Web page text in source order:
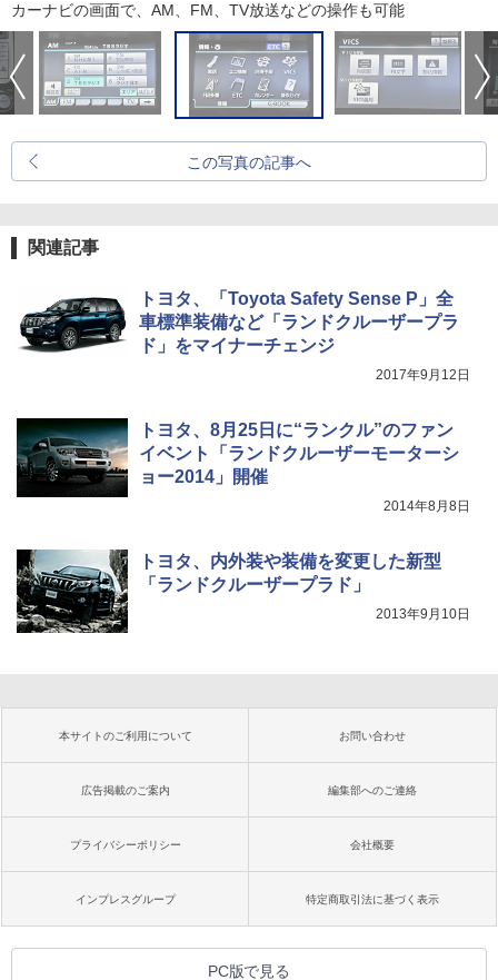
カーナビの画面で、AM、FM、TV放送などの操作も可能
この写真の記事へ
関連記事
トヨタ、「Toyota Safety Sense P」全
車標準装備など「ランドクルーザープラ
ド」をマイナーチェンジ
2017年9月12日
トヨタ、8月25日に“ランクル”のファン
イベント「ランドクルーザーモーターシ
ョー2014」開催
2014年8月8日
トヨタ、内外装や装備を変更した新型
「ランドクルーザープラド」
2013年9月10日
本サイトのご利用について お問い合わせ
広告掲載のご案内 編集部へのご連絡
プライバシーポリシー 会社概要
インプレスグループ 特定商取引法に基づく表示
PC版で見る